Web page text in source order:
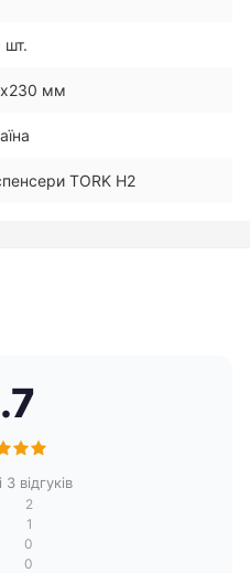
шт.
мм
TORK H2
відгуків
2
1
0
0